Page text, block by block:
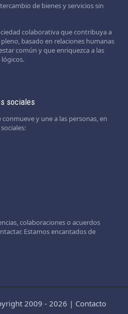
de bienes y servicios sin
colaborativa que contribuya a
basado en relaciones humanas
común y que enriquezca a las
sociales
y une a las personas, en
colaboraciones o acuerdos
Estamos encantados de
2009 - 2026 | Contacto